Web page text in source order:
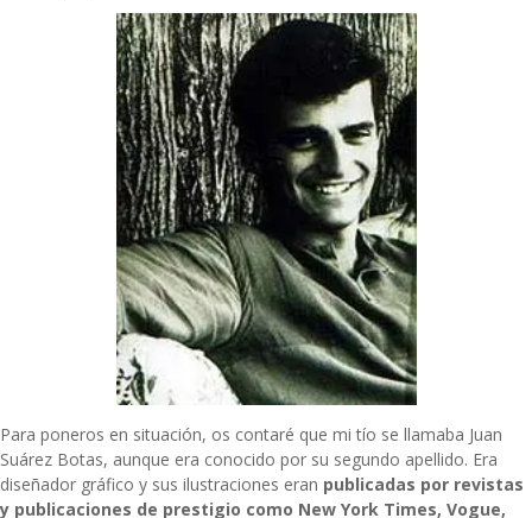
Para poneros en situación, os contaré que mi tío se llamaba Juan
Suárez Botas, aunque era conocido por su segundo apellido. Era
diseñador gráfico y sus ilustraciones eran publicadas por revistas
y publicaciones de prestigio como New York Times, Vogue,